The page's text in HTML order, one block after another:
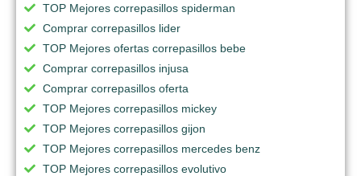
TOP Mejores correpasillos spiderman
Comprar correpasillos lider
TOP Mejores ofertas correpasillos bebe
Comprar correpasillos injusa
Comprar correpasillos oferta
TOP Mejores correpasillos mickey
TOP Mejores correpasillos gijon
TOP Mejores correpasillos mercedes benz
TOP Mejores correpasillos evolutivo